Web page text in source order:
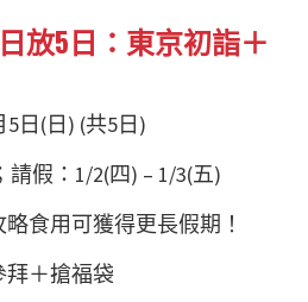
放5日：東京初詣＋
5日(日) (共5日)
假：1/2(四) – 1/3(五)
食用可獲得更長假期！
＋搶福袋